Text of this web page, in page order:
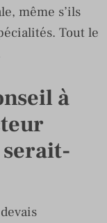
même s’ils
Tout le
à